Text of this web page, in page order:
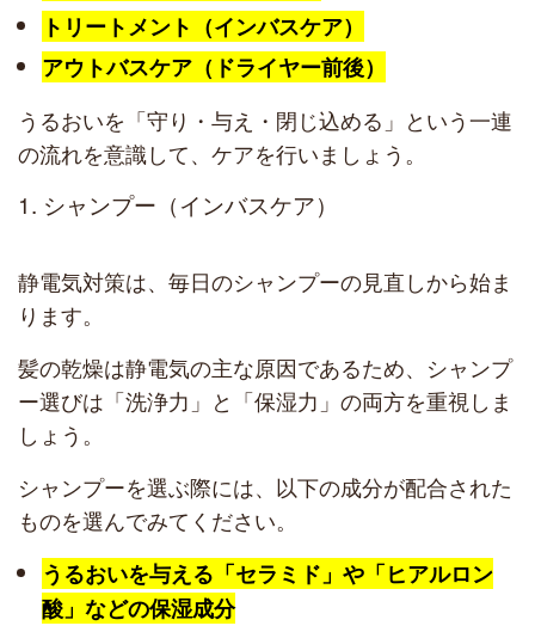
トリートメント（インバスケア）
アウトバスケア（ドライヤー前後）
うるおいを「守り・与え・閉じ込める」という一連
の流れを意識して、ケアを行いましょう。
1. シャンプー（インバスケア）
静電気対策は、毎日のシャンプーの見直しから始ま
ります。
髪の乾燥は静電気の主な原因であるため、シャンプ
ー選びは「洗浄力」と「保湿力」の両方を重視しま
しょう。
シャンプーを選ぶ際には、以下の成分が配合された
ものを選んでみてください。
うるおいを与える「セラミド」や「ヒアルロン
酸」などの保湿成分